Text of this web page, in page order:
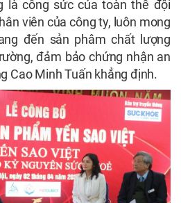
là công sức của toàn thể đội
viên của công ty, luôn mong
đến sản phâm chất lượng
đảm bảo chứng nhận an
Cao Minh Tuấn khẳng định.